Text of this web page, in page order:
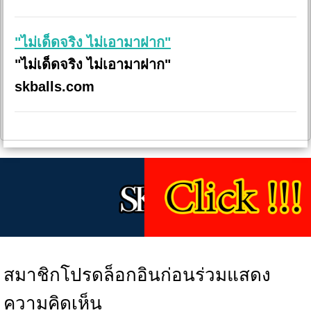
"ไม่เด็ดจริง ไม่เอามาฝาก"
"ไม่เด็ดจริง ไม่เอามาฝาก"
skballs.com
สมาชิกโปรดล็อกอินก่อนร่วมแสดง
ความคิดเห็น